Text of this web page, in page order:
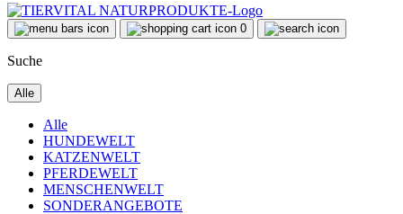
0
Suche
Alle
Alle
HUNDEWELT
KATZENWELT
PFERDEWELT
MENSCHENWELT
SONDERANGEBOTE